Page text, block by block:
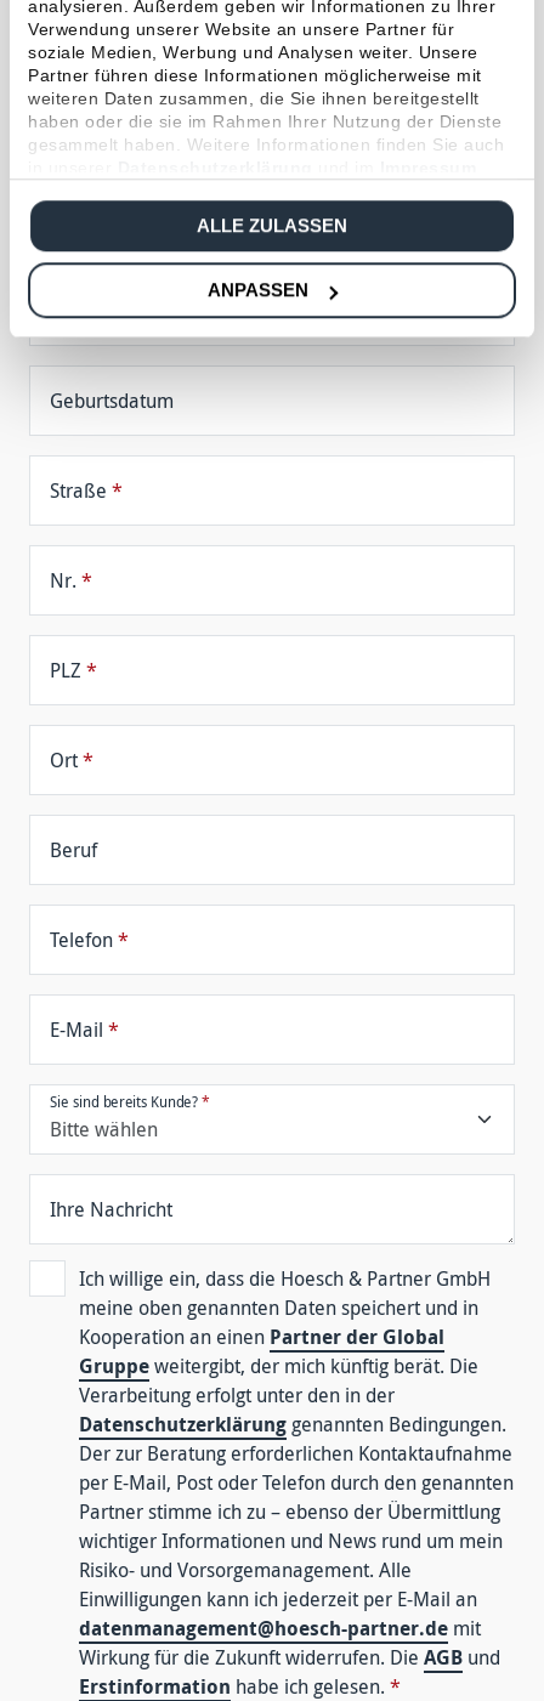
analysieren. Außerdem geben wir Informationen zu Ihrer
Verwendung unserer Website an unsere Partner für
soziale Medien, Werbung und Analysen weiter. Unsere
Partner führen diese Informationen möglicherweise mit
weiteren Daten zusammen, die Sie ihnen bereitgestellt
haben oder die sie im Rahmen Ihrer Nutzung der Dienste
gesammelt haben. Weitere Informationen finden Sie auch
ALLE ZULASSEN
ANPASSEN
Tele­fonisch er­reichen Sie uns unter 069 / 71 70 75 40.
Anrede *
Nachname*
Geburtsdatum
Straße *
Nr. *
PLZ *
Ort*
Beruf
Telefon*
E-Mail *
Sie sind bereits Kunde?*
Ihre Nachricht
Ich willige ein, dass die Hoesch & Partner GmbH
meine oben genannten Daten speichert und in
Kooperation an einen Partner der Global
Gruppeweitergibt, der mich künftig berät. Die
Verarbeitung erfolgt unter den in der
Datenschutzerklärung genannten Bedingungen.
Der zur Beratung erforderlichen Kontaktaufnahme
per E-Mail, Post oder Telefon durch den genannten
Partner stimme ich zu – ebenso der Übermittlung
wichtiger Informationen und News rund um mein
Risiko- und Vorsorgemanagement. Alle
Einwilligungen kann ich jederzeit per E-Mail an
datenmanagement@hoesch-partner.de mit
Wirkung für die Zukunft widerrufen. DieAGB und
Erstinformation habe ich gelesen.*